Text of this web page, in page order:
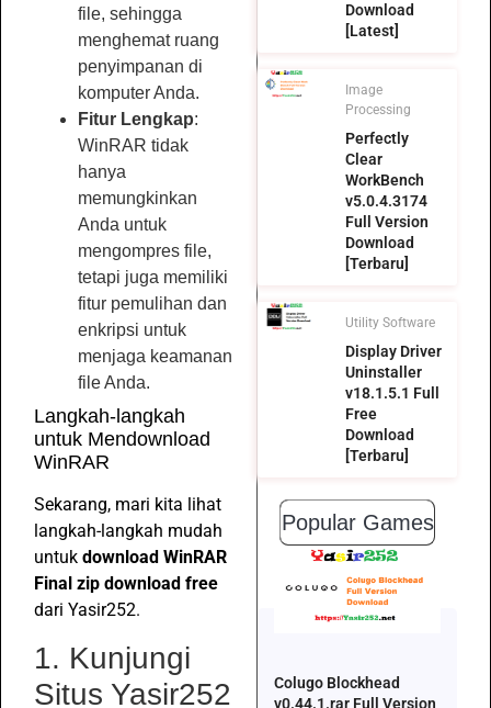
file, sehingga
menghemat ruang
penyimpanan di
komputer Anda.
Fitur Lengkap:
WinRAR tidak
hanya
memungkinkan
Anda untuk
mengompres file,
tetapi juga memiliki
fitur pemulihan dan
enkripsi untuk
menjaga keamanan
file Anda.
Langkah-langkah
untuk Mendownload
WinRAR
Sekarang, mari kita lihat
langkah-langkah mudah
untuk download WinRAR
Final zip download free
dari Yasir252.
1. Kunjungi
Situs Yasir252
Download
[Latest]
Image
Processing
Perfectly
Clear
WorkBench
v5.0.4.3174
Full Version
Download
[Terbaru]
Utility Software
Display Driver
Uninstaller
v18.1.5.1 Full
Free
Download
[Terbaru]
Popular Games
Colugo Blockhead
v0.44.1.rar Full Version